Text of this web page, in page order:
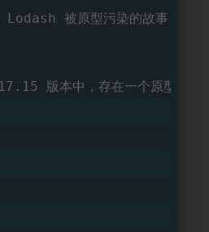
Lodash 被原型污染的故事，存
版本中，存在一个原型污染